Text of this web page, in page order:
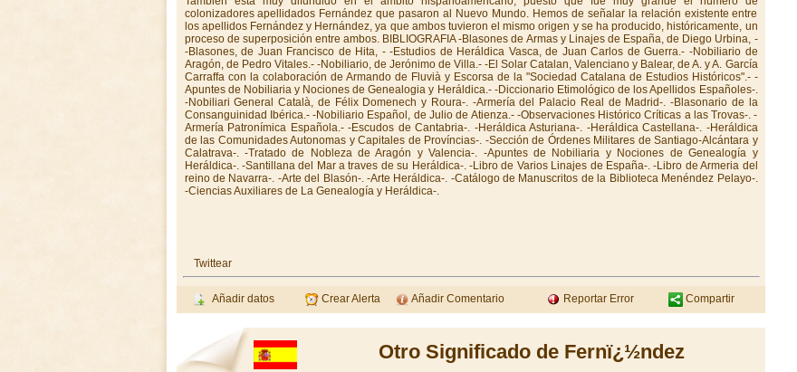
Twittear
Añadir datos Crear Alerta Añadir Comentario Reportar Error Compartir
Otro Significado de Fernï¿½ndez